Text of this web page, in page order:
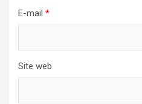
E-mail *
Site web